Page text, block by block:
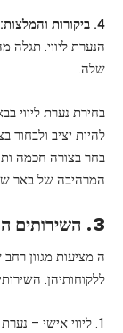
4. ביקורות והמלצות:
הנערת ליווי. תגלה
שלה.
בחירת נערת ליווי
להיות יציב ולבחור
בחר בצורה חכמה
המרהיבה של באר
3. השירותים המוצעים על ידי נערות ליווי בבאר שבע
ה מציעות מגוון
ללקוחותיהן.
1. ליווי אישי –